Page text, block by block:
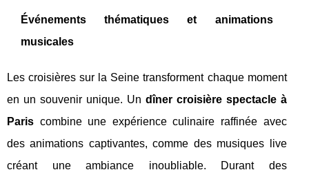
Événements thématiques et animations
musicales
Les croisières sur la Seine transforment chaque moment
en un souvenir unique. Un dîner croisière spectacle à
Paris combine une expérience culinaire raffinée avec
des animations captivantes, comme des musiques live
créant une ambiance inoubliable. Durant des